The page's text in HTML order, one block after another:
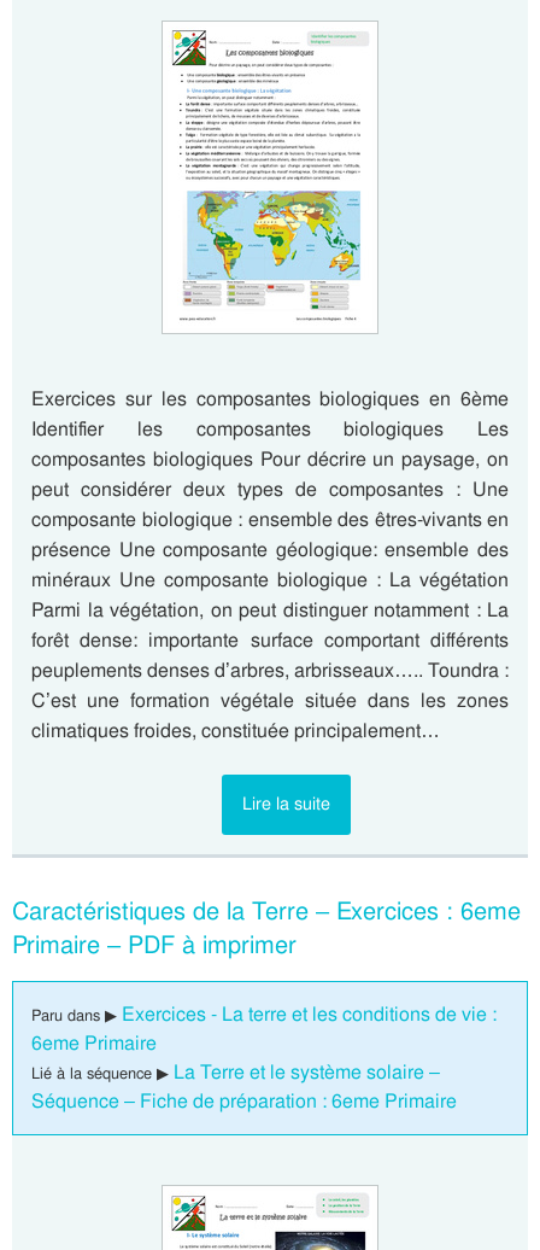
Exercices sur les composantes biologiques en 6ème
Identifier les composantes biologiques Les
composantes biologiques Pour décrire un paysage, on
peut considérer deux types de composantes : Une
composante biologique : ensemble des êtres-vivants en
présence Une composante géologique: ensemble des
minéraux Une composante biologique : La végétation
Parmi la végétation, on peut distinguer notamment : La
forêt dense: importante surface comportant différents
peuplements denses d’arbres, arbrisseaux….. Toundra :
C’est une formation végétale située dans les zones
climatiques froides, constituée principalement…
Lire la suite
Caractéristiques de la Terre – Exercices : 6eme
Primaire – PDF à imprimer
Paru dans ▶ Exercices - La terre et les conditions de vie :
6eme Primaire
Lié à la séquence ▶ La Terre et le système solaire –
Séquence – Fiche de préparation : 6eme Primaire